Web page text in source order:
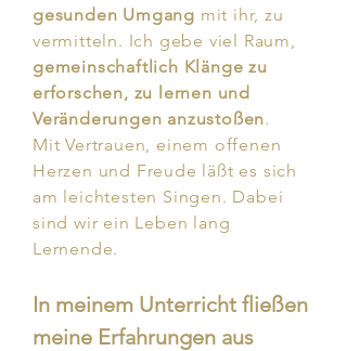
gesunden Umgang mit ihr, zu
vermitteln. Ich gebe viel Raum,
gemeinschaftlich Klänge zu
erforschen, zu lernen und
Veränderungen anzustoßen.
Mit Vertrauen, einem offenen
Herzen und Freude läßt es sich
am leichtesten Singen. Dabei
sind wir ein Leben lang
Lernende.
In meinem Unterricht fließen
meine Erfahrungen aus